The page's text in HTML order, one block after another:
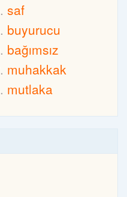
saf
buyurucu
bağımsız
muhakkak
mutlaka